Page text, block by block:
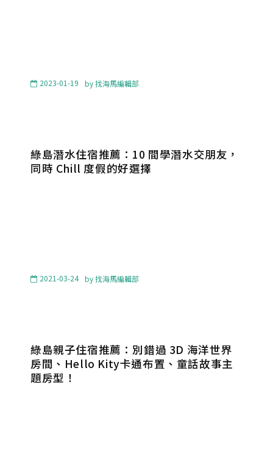
2023-01-19 by找海馬編輯部
綠島潛水住宿推薦：10 間學潛水交朋友，
同時 Chill 度假的好選擇
2021-03-24 by找海馬編輯部
綠島親子住宿推薦：別錯過 3D 海洋世界
房間、Hello Kity卡通布置、童話故事主
題房型！